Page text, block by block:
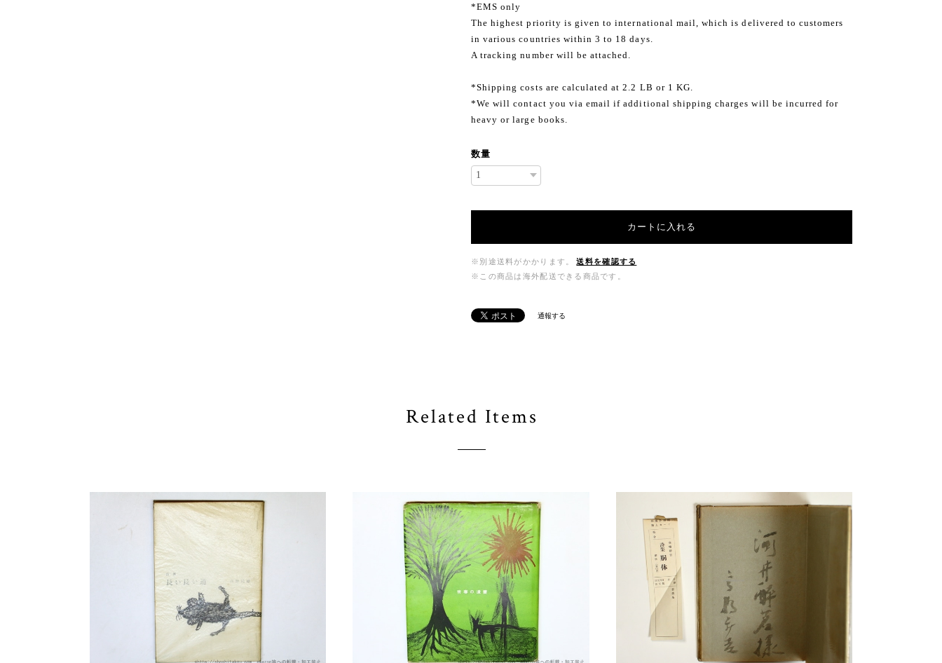
*EMS only
The highest priority is given to international mail, which is delivered to customers
in various countries within 3 to 18 days.
A tracking number will be attached.
*Shipping costs are calculated at 2.2 LB or 1 KG.
*We will contact you via email if additional shipping charges will be incurred for
heavy or large books.
数量
カートに入れる
※別途送料がかかります。
送料を確認する
※この商品は海外配送できる商品です。
通報する
Related Items